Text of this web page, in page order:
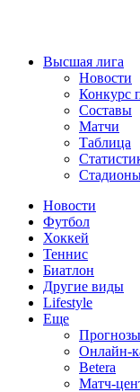
Высшая лига
Новости
Конкурс
Составы
Матчи
Таблица
Новости
Футбол
Хоккей
Теннис
Биатлон
Другие виды
Lifestyle
Еще
Прогнозы
Онлайн-
Betera
Матч-